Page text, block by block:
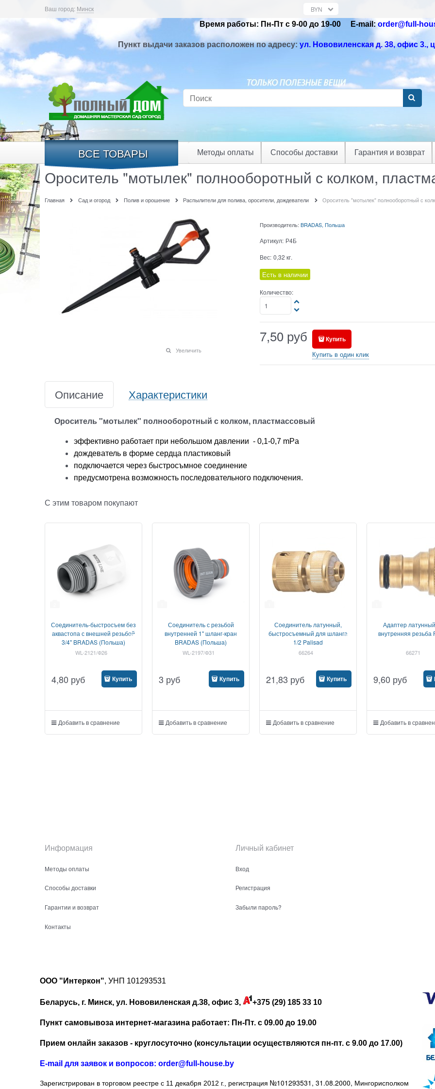
Ваш город: Минск
Время работы: Пн-Пт с 9-00 до 19-00 Е-mail:order@full-
Пункт выдачи заказов расположен по адресу: ул. Нововиленская д. 38, офис 3.,
ВСЕ ТОВАРЫ Методы оплаты Способы доставки Гарантия и возврат
Ороситель "мотылек" полнооборотный с колком,
Главная Сад и огород Полив и орошение Распылители для полива, оросители, дождеватели Ороситель "мотылек" полнооборотный с
Увеличить
Производитель: BRADAS, Польша
Артикул: Р4Б
Вес: 0,32 кг.
Есть в наличии
Количество:
7,50 руб Купить
Купить в один клик
Описание Характеристики
Ороситель "мотылек" полнооборотный с колком, пластмассовый
эффективно работает при небольшом давлении - 0,1-0,7 mPa
дождеватель в форме сердца пластиковый
подключается через быстросъмное соединение
предусмотрена возможность последовательного подключения.
С этим товаром покупают
Соединитель-быстросъем без
аквастопа с внешней резьбой
3/4" BRADAS (Польша)
WL-2121/Ф26
4,80 руб Купить
Добавить в сравнение
Соединитель с резьбой
внутренней 1" шланг-кран
BRADAS (Польша)
WL-2197/Ф31
3 руб Купить
Добавить в сравнение
Соединитель латунный,
быстросъемный для шланга
1/2 Palisad
66264
21,83 руб Купить
Добавить в сравнение
Адаптер
внутренняя резьба
66271
9,60 руб
Добавить в
Информация
Методы оплаты
Способы доставки
Гарантии и возврат
Контакты
Личный кабинет
Вход
Регистрация
Забыли пароль?
ООО "Интеркон", УНП 101293531
Беларусь, г. Минск, ул. Нововиленская д.38, офис 3, +375 (29) 185 33 10
Пункт самовывоза интернет-магазина работает: Пн-Пт. с 09.00 до 19.00
Прием онлайн заказов - круглосуточно (консультации осуществляются пн-пт. с 9.00 до 17.00)
Е-mail для заявок и вопросов: order@full-house.by
Зарегистрирован в торговом реестре с 11 декабря 2012 г., регистрация №101293531, 31.08.2000, Мингорисполком